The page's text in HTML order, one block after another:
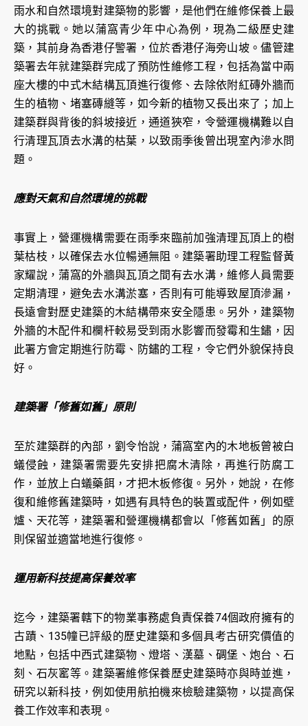
雨水和自然環境對建築物的影響，是他們在維修保養上最
大的挑戰。她以蒲窩青少年中心為例，現為二級歷史建
築，其前身為香港仔警署，位於香港仔海旁山坡。儘管建
築署去年就建築群完成了預防性維修工程，包括為當中兩
座大樓的中式木結構瓦頂進行復修、去除依附紅磚外牆而
生的植物、堵塞磚縫等，如今新的植物又長出來了；加上
建築群與背後的斜坡接近，通道狹窄，令營運機構難以自
行清理瓦頂去水溝的枯葉，以致雨季後曾出現室內滲水問
題。
應對天氣和自然環境的挑戰
事實上，營運機構需要在雨季來臨前加強清理瓦頂上的樹
葉枯枝，以確保去水位暢通無阻。建築署助理工程監督黃
家耀說，蒲窩的外牆與瓦頂之間有去水溝，維修人員需要
定期清理，避免去水溝淤塞，否則有可能導致屋頂滲漏，
長遠會對歷史建築的木結構帶來安全隱患。另外，建築物
外牆的木配件和欄杆較易受到雨水影響而發霉和生鏽，因
此署方會定期進行防霉、防鏽的工程，令它們外貌保持良
好。
建築署「修舊如舊」原則
至於建築群的內部，劉令怡說，蒲窩室內的木地板曾被白
蟻侵蝕，建築署需要先安排把腐木清除，再進行防腐工
作，並放上白蟻藥餌，才把木板修復。另外，她說，在修
復和維修舊建築時，如遇有具特色的裝置或配件，例如壁
爐、天花等，建築署和營運機構都會以「修舊如舊」的原
則保留並適當地進行復修。
運用新科技提高保養效率
迄今，建築署轄下的物業事務處負責保養74個政府擁有的
古蹟、135幢已評級的歷史建築和多個具考古研究價值的
地點，包括中西式建築物、燈塔、漢墓、碉堡、炮台、石
刻、石灰窰等。建築署維修保養歷史建築時亦與時並進，
研究以新科技，例如使用航拍機來檢驗建築物，以提高保
養工作效率和表現。